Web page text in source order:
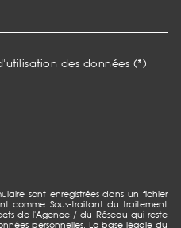
des données (*)
sont enregistrées dans un fichier
comme Sous-traitant du traitement
de l'Agence / du Réseau qui reste
personnelles. La base légale du